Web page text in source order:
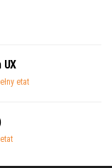
etat